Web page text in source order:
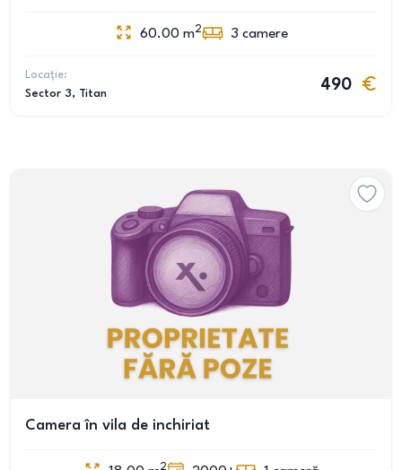
60.00 m2 3 camere
Locație:
Sector 3, Titan
490
Camera în vila de inchiriat
2